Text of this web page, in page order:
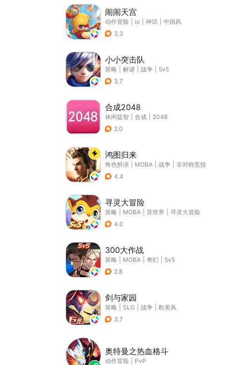
闹闹天宫
动作冒险 io 神话
中国风
3.3
小小突击队
策略 解谜 战争
5v5
3.7
合成2048
休闲益智 合成
2048
2.0
鸿图归来
角色扮演 MOBA 战争
非对称竞技
4.4
寻灵大冒险
策略 MOBA 异世界
寻灵大冒险
4.0
300大作战
策略 MOBA 奇幻
5v5
2.8
剑与家园
策略 SLG 战争
欧美风
3.7
奥特曼之热血格斗
动作冒险 PvP